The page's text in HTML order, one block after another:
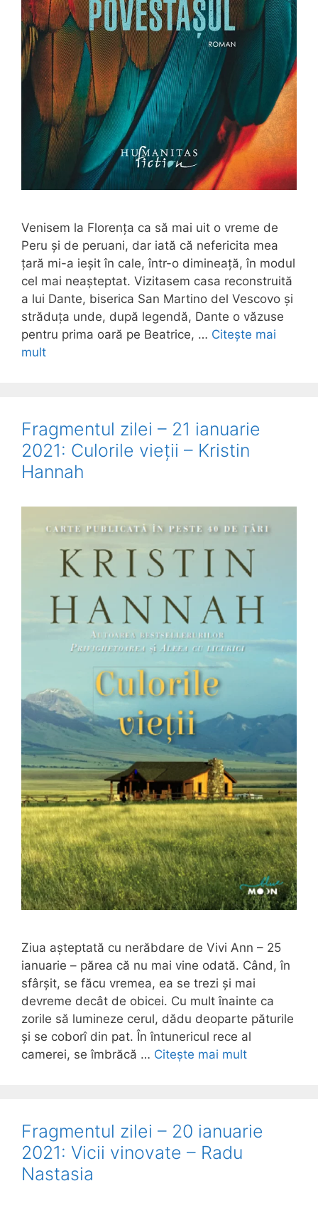
Venisem la Florența ca să mai uit o vreme de
Peru și de peruani, dar iată că nefericita mea
țară mi-a ieșit în cale, într-o dimineață, în modul
cel mai neașteptat. Vizitasem casa reconstruită
a lui Dante, biserica San Martino del Vescovo și
străduța unde, după legendă, Dante o văzuse
pentru prima oară pe Beatrice, … Citește mai
mult
Fragmentul zilei – 21 ianuarie
2021: Culorile vieții – Kristin
Hannah
Ziua așteptată cu nerăbdare de Vivi Ann – 25
ianuarie – părea că nu mai vine odată. Când, în
sfârșit, se făcu vremea, ea se trezi și mai
devreme decât de obicei. Cu mult înainte ca
zorile să lumineze cerul, dădu deoparte păturile
și se coborî din pat. În întunericul rece al
camerei, se îmbrăcă … Citește mai mult
Fragmentul zilei – 20 ianuarie
2021: Vicii vinovate – Radu
Nastasia